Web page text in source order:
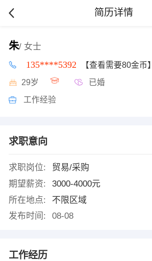
简历详情
朱/ 女士
135****5392 【查看需要80金币】
29岁 已婚
工作经验
求职意向
求职岗位:
贸易/采购
期望薪资:
3000-4000元
所在地点:
不限区域
发布时间:
08-08
工作经历